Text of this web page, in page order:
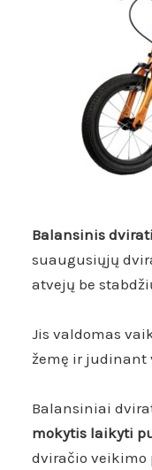
Balansinis
suaugusiųjų
atvejų be
Jis valdomas
žemę ir judinant
Balansiniai
mokytis laikyti
dviračio veikimo